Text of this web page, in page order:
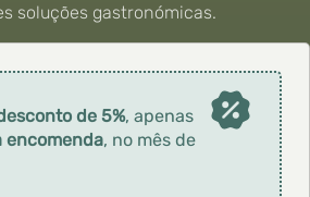
soluções gastronómicas.
de 5%, apenas
encomenda, no mês de